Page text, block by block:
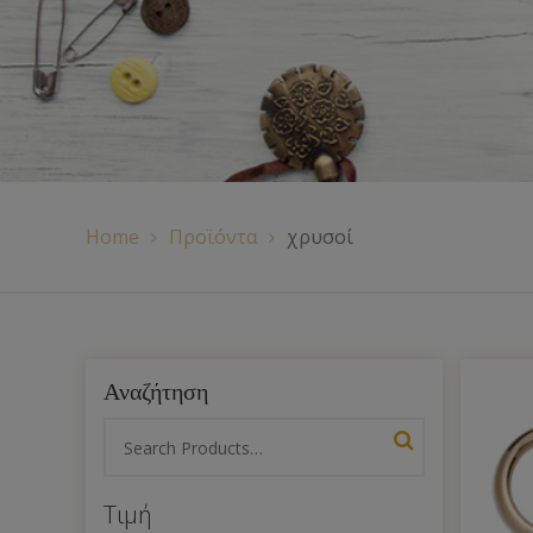
Χερούλια Τσάντας
Ιμάντες
Πλέγματα
Home Προϊόντα χρυσοί
Αναζήτηση
Τιμή